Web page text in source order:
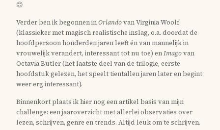
😊
Verder ben ik begonnen inOrlandovan Virginia Woolf
(klassieker met magisch realistische inslag, o.a. doordat de
hoofdpersoon honderden jaren leeft én van mannelijk in
vrouwelijk verandert, interessant tot nu toe) enImagovan
Octavia Butler (het laatste deel van de trilogie, eerste
hoofdstuk gelezen, het speelt tientallen jaren later en begint
weer erg interessant).
Binnenkort plaats ik hier nog een artikel basis van mijn
challenge: een jaaroverzicht met allerlei observaties over
lezen, schrijven, genre en trends. Altijd leuk om te schrijven.